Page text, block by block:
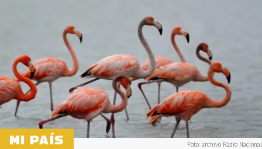
MI PAÍS Foto: archivo Radio Nacional